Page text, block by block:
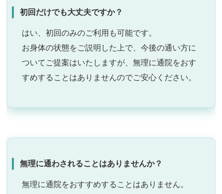
初回だけでも大丈夫ですか？
はい、初回のみのご利用も可能です。
お身体の状態をご説明した上で、今後の通い方に
ついてご提案はいたしますが、無理に通院をおす
すめすることはありませんのでご安心ください。
無理に通わされることはありませんか？
無理に通院をおすすめすることはありません。